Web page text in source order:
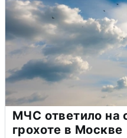
МЧС ответило на
грохоте в Москве